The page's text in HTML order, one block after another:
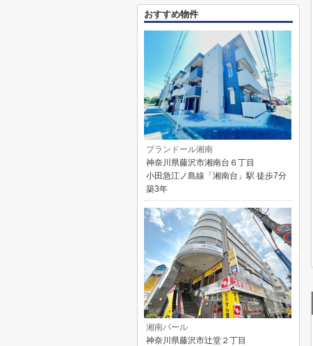
おすすめ物件
プランドール湘南
神奈川県藤沢市湘南台６丁目
小田急江ノ島線「湘南台」駅 徒歩7分
築3年
湘南パール
神奈川県藤沢市辻堂２丁目